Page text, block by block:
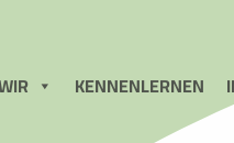
KENNENLERNEN